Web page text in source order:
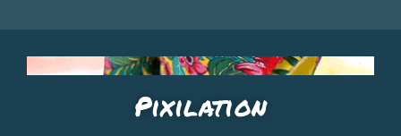
Pixilation